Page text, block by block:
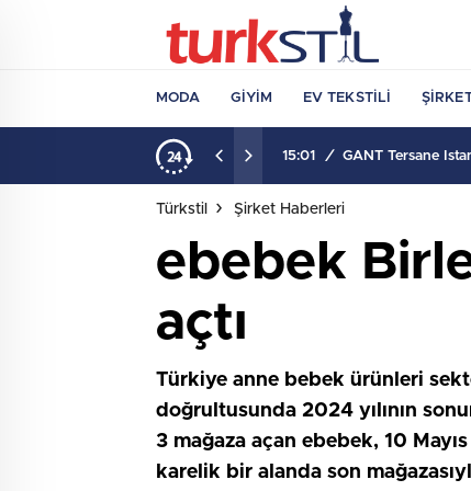
MODA GIYIM EV TEKSTILI
15:01 / GANT Tersane
Türkstil Şirket Haberleri
ebebek
açtı
Türkiye anne bebek ürünleri
doğrultusunda 2024 yılının
3 mağaza açan ebebek, 10
karelik bir alanda son